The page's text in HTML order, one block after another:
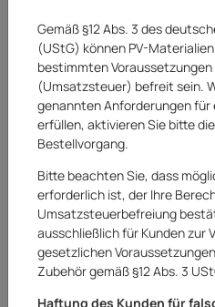
Jamestown
Jamestown
Spülenunterschrank
Gemäß §12 Abs. 3 des
(UStG) können PV-
bestimmten
(Umsatzsteuer) befreit sein.
genannten Anforderungen
erfüllen, aktivieren Sie bitte
Bestellvorgang.
Bitte beachten Sie, dass
erforderlich ist, der Ihre
Umsatzsteuerbefreiung
ausschließlich für Kunden zur
gesetzlichen
Zubehör gemäß §12 Abs. 3
Haftung des Kunden für